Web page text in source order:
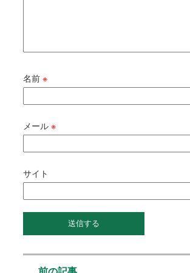
名前※
メール※
サイト